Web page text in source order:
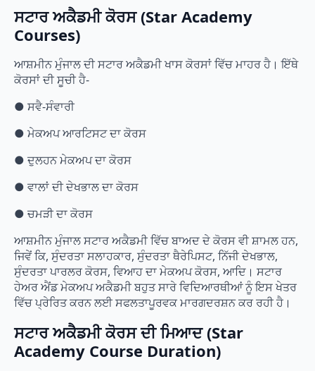
ਸਟਾਰ ਅਕੈਡਮੀ ਕੋਰਸ (Star Academy
Courses)
ਆਸ਼ਮੀਨ ਮੁੰਜਾਲ ਦੀ ਸਟਾਰ ਅਕੈਡਮੀ ਖਾਸ ਕੋਰਸਾਂ ਵਿੱਚ ਮਾਹਰ ਹੈ। ਇੱਥੇ
ਕੋਰਸਾਂ ਦੀ ਸੂਚੀ ਹੈ-
● ਸਵੈ-ਸੰਵਾਰੀ
● ਮੇਕਅਪ ਆਰਟਿਸਟ ਦਾ ਕੋਰਸ
● ਦੁਲਹਨ ਮੇਕਅਪ ਦਾ ਕੋਰਸ
● ਵਾਲਾਂ ਦੀ ਦੇਖਭਾਲ ਦਾ ਕੋਰਸ
● ਚਮੜੀ ਦਾ ਕੋਰਸ
ਆਸ਼ਮੀਨ ਮੁੰਜਾਲ ਸਟਾਰ ਅਕੈਡਮੀ ਵਿੱਚ ਬਾਅਦ ਦੇ ਕੋਰਸ ਵੀ ਸ਼ਾਮਲ ਹਨ,
ਜਿਵੇਂ ਕਿ, ਸੁੰਦਰਤਾ ਸਲਾਹਕਾਰ, ਸੁੰਦਰਤਾ ਥੈਰੇਪਿਸਟ, ਨਿੱਜੀ ਦੇਖਭਾਲ,
ਸੁੰਦਰਤਾ ਪਾਰਲਰ ਕੋਰਸ, ਵਿਆਹ ਦਾ ਮੇਕਅਪ ਕੋਰਸ, ਆਦਿ। ਸਟਾਰ
ਹੇਅਰ ਐਂਡ ਮੇਕਅਪ ਅਕੈਡਮੀ ਬਹੁਤ ਸਾਰੇ ਵਿਦਿਆਰਥੀਆਂ ਨੂੰ ਇਸ ਖੇਤਰ
ਵਿੱਚ ਪ੍ਰੇਰਿਤ ਕਰਨ ਲਈ ਸਫਲਤਾਪੂਰਵਕ ਮਾਰਗਦਰਸ਼ਨ ਕਰ ਰਹੀ ਹੈ।
ਸਟਾਰ ਅਕੈਡਮੀ ਕੋਰਸ ਦੀ ਮਿਆਦ (Star
Academy Course Duration)